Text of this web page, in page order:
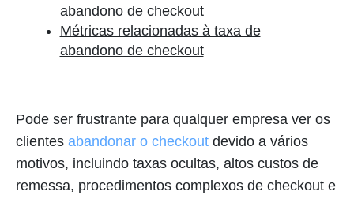
abandono de checkout
Métricas relacionadas à taxa de
abandono de checkout
Pode ser frustrante para qualquer empresa ver os
clientes abandonar o checkout devido a vários
motivos, incluindo taxas ocultas, altos custos de
remessa, procedimentos complexos de checkout e